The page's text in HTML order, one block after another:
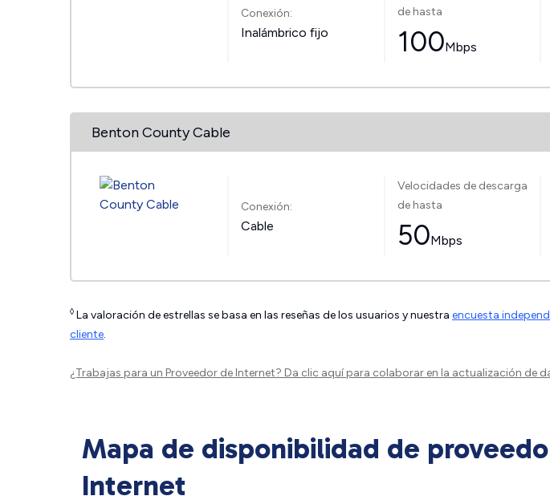
Conexión:
Inalámbrico fijo
de hasta
100Mbps
Benton County Cable
Conexión:
Cable
Velocidades de descarga
de hasta
50Mbps
◊ La valoración de estrellas se basa en las reseñas de los usuarios y nuestra encuesta
cliente.
¿Trabajas para un Proveedor de Internet? Da clic aquípara colaborar en la actualización de
Mapa de disponibilidad de
Internet